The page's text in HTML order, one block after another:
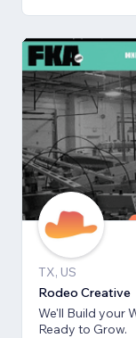
TX, US
Rodeo Creative
We'll Build your
Ready to Grow.